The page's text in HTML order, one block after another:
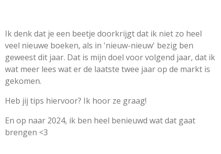
Ik denk dat je een beetje doorkrijgt dat ik niet zo heel
veel nieuwe boeken, als in 'nieuw-nieuw' bezig ben
geweest dit jaar. Dat is mijn doel voor volgend jaar, dat ik
wat meer lees wat er de laatste twee jaar op de markt is
gekomen.
Heb jij tips hiervoor? Ik hoor ze graag!
En op naar 2024, ik ben heel benieuwd wat dat gaat
brengen <3